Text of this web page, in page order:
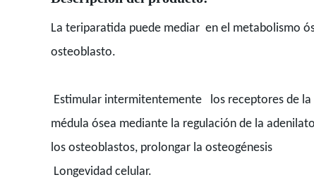
La teriparatida puede mediar en el metabolismo
osteoblasto.
Estimular intermitentemente los receptores de
médula ósea mediante la regulación de la
los osteoblastos, prolongar la osteogénesis
Longevidad celular.